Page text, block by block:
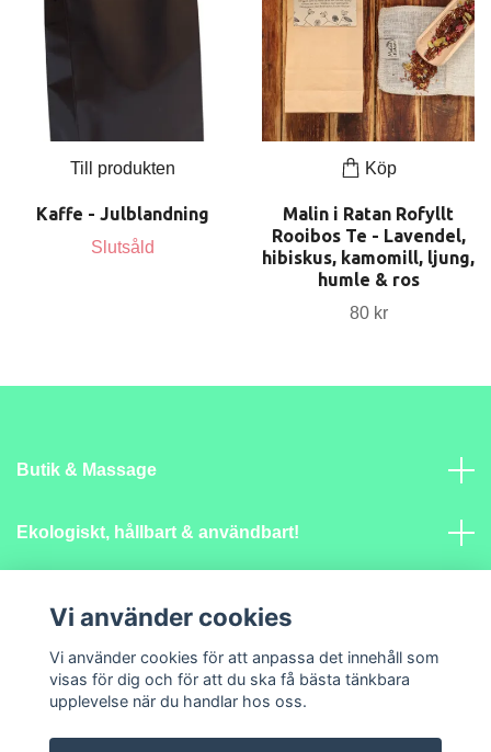
Till produkten
Kaffe - Julblandning
Slutsåld
Köp
Malin i Ratan Rofyllt
Rooibos Te - Lavendel,
hibiskus, kamomill, ljung,
humle & ros
80 kr
Butik & Massage
Ekologiskt, hållbart & användbart!
Sociala medier
Vi använder cookies
Vi använder cookies för att anpassa det innehåll som
visas för dig och för att du ska få bästa tänkbara
upplevelse när du handlar hos oss.